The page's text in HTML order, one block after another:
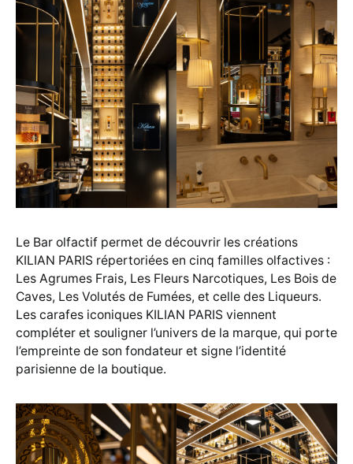
Le Bar olfactif permet de découvrir les créations
KILIAN PARIS répertoriées en cinq familles olfactives :
Les Agrumes Frais, Les Fleurs Narcotiques, Les Bois de
Caves, Les Volutés de Fumées, et celle des Liqueurs.
Les carafes iconiques KILIAN PARIS viennent
compléter et souligner l’univers de la marque, qui porte
l’empreinte de son fondateur et signe l’identité
parisienne de la boutique.